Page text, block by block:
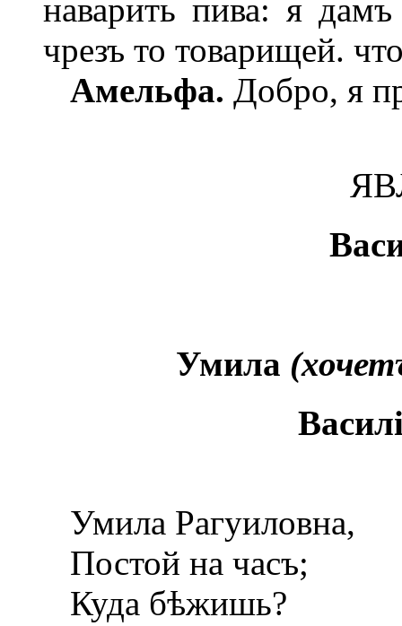
наварить пива: я
чрезъ то товарищей.
Амельфа. Добро, я
Умила
Умила Рагуиловна,
Постой на часъ;
Куда бѣжишь?